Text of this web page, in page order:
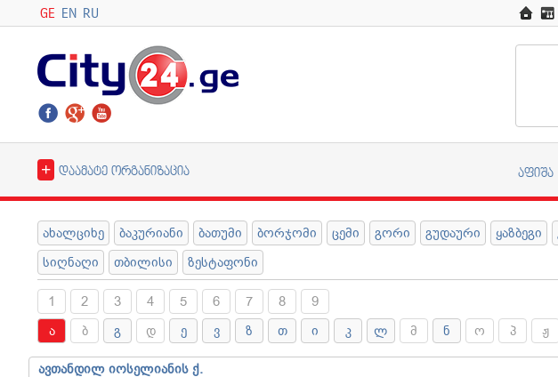
GE EN RU
+ დაამატე ორგანიზაცია აფიშა
ახალციხე ბაკურიანი ბათუმი ბორჯომი ცემი გორი გუდაური ყაზბეგი
სიღნაღი თბილისი ზესტაფონი
1 2 3 4 5 6 7 8 9
ა ბ გ დ ე ვ ზ თ ი კ ლ მ ნ ო პ ჟ
ავთანდილ იოსელიანის ქ.